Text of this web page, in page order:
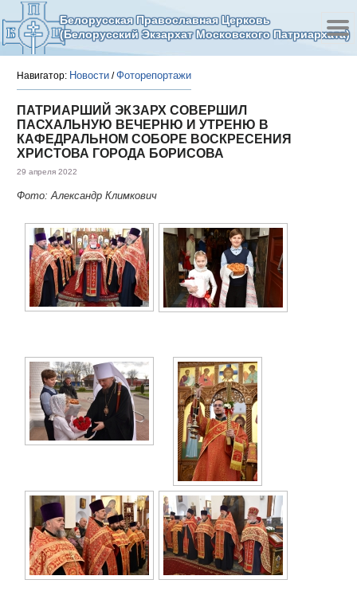
Белорусская Православная Церковь
(Белорусский Экзархат Московского Патриархата)
Навигатор: Новости /Фоторепортажи
ПАТРИАРШИЙ ЭКЗАРХ СОВЕРШИЛ
ПАСХАЛЬНУЮ ВЕЧЕРНЮ И УТРЕНЮ В
КАФЕДРАЛЬНОМ СОБОРЕ ВОСКРЕСЕНИЯ
ХРИСТОВА ГОРОДА БОРИСОВА
29 апреля 2022
Фото: Александр Климкович